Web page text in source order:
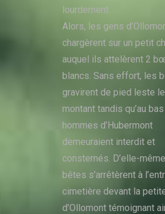
lourdement.
Alors, les gens
chargèrent sur un petit
auquel ils attelèrent 2
blancs. Sans effort, les
gravirent de pied leste
montant tandis qu’au
hommes d’Hubermont
demeuraient interdit et
consternés. D’elle-
bêtes s’arrêtèrent à
cimetière devant la
d’Ollomont témoignant